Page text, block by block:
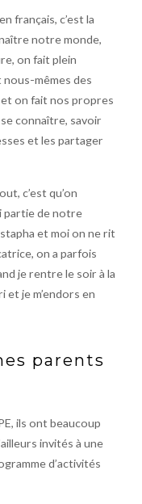
français, c’est la
notre monde,
on fait plein
mêmes des
on fait nos propres
connaître, savoir
et les partager
c’est qu’on
partie de notre
et moi on ne rit
on a parfois
je rentre le soir à la
et je m’endors en
parents
ils ont beaucoup
invités à une
d’activités